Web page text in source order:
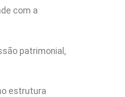
com a
patrimonial,
estrutura